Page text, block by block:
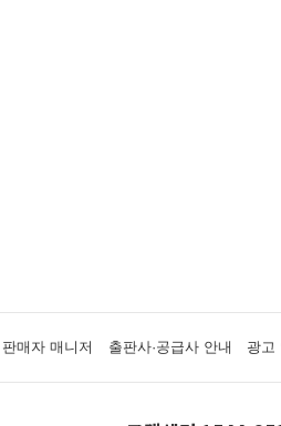
판매자 매니저 출판사·공급사 안내 광고